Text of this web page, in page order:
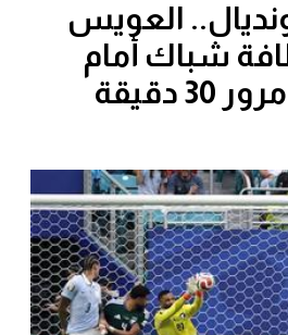
العويس
شباك أمام
دقيقة